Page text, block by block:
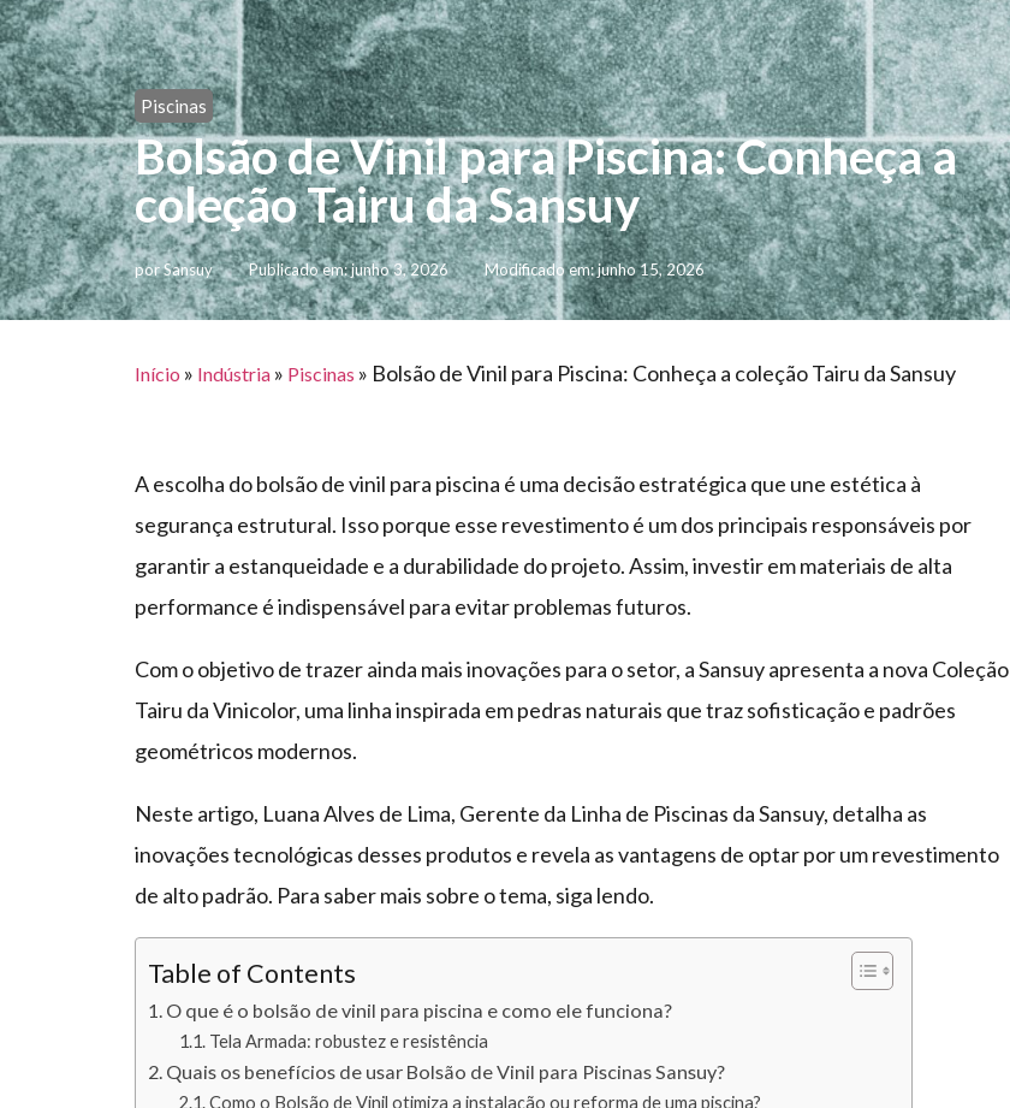
Piscinas
Bolsão de Vinil para Piscina: Conheça a
coleção Tairu da Sansuy
porSansuy Publicado em:junho 3, 2026 Modificado em: junho 15, 2026
Início » Indústria » Piscinas » Bolsão de Vinil para Piscina: Conheça a coleção Tairu da Sansuy
A escolha do bolsão de vinil para piscina é uma decisão estratégica que une estética à
segurança estrutural. Isso porque esse revestimento é um dos principais responsáveis por
garantir a estanqueidade e a durabilidade do projeto. Assim, investir em materiais de alta
performance é indispensável para evitar problemas futuros.
Com o objetivo de trazer ainda mais inovações para o setor, a Sansuy apresenta a nova Coleção
Tairu da Vinicolor, uma linha inspirada em pedras naturais que traz sofisticação e padrões
geométricos modernos.
Neste artigo, Luana Alves de Lima, Gerente da Linha de Piscinas da Sansuy, detalha as
inovações tecnológicas desses produtos e revela as vantagens de optar por um revestimento
de alto padrão. Para saber mais sobre o tema, siga lendo.
Table of Contents
O que é o bolsão de vinil para piscina e como ele funciona?
Tela Armada: robustez e resistência
Quais os benefícios de usar Bolsão de Vinil para Piscinas Sansuy?
Como o Bolsão de Vinil otimiza a instalação ou reforma de uma piscina?